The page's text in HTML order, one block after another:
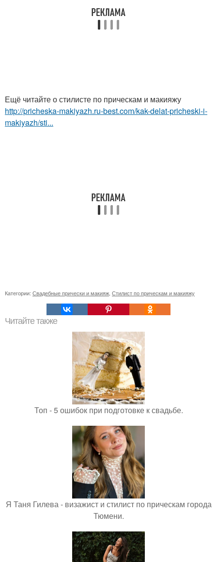
Ещё читайте о стилисте по прическам и макияжу
http://pricheska-makiyazh.ru-best.com/kak-delat-pricheski-i-
makiyazh/sti...
Категории: Свадебные прически и макияж Стилист по прическам и макияжу
Читайте также
Топ - 5 ошибок при подготовке к свадьбе.
Я Таня Гилева - визажист и стилист по прическам города
Тюмени.